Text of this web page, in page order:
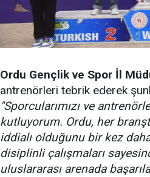
Ordu Gençlik ve Spor İl
antrenörleri tebrik ederek
"Sporcularımızı ve
kutluyorum. Ordu, her
iddialı olduğunu bir kez
disiplinli çalışmaları
uluslararası arenada